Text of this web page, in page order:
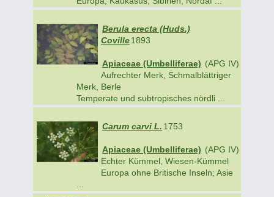
Berula erecta (Huds.)
Coville1893
Apiaceae (Umbelliferae) (APG IV)
Aufrechter Merk, Schmalblättriger
Merk, Berle
Temperate und subtropisches nördli ...
Carum carvi L. 1753
Apiaceae (Umbelliferae) (APG IV)
Echter Kümmel, Wiesen-Kümmel
Europa ohne Britische Inseln; Asie